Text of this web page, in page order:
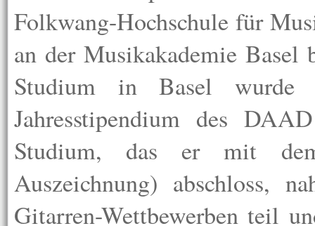
Folkwang-Hochschule für
an der Musikakademie
Studium in Basel
Jahresstipendium des
Studium, das er mit
Auszeichnung) abschloss,
Gitarren-Wettbewerben teil